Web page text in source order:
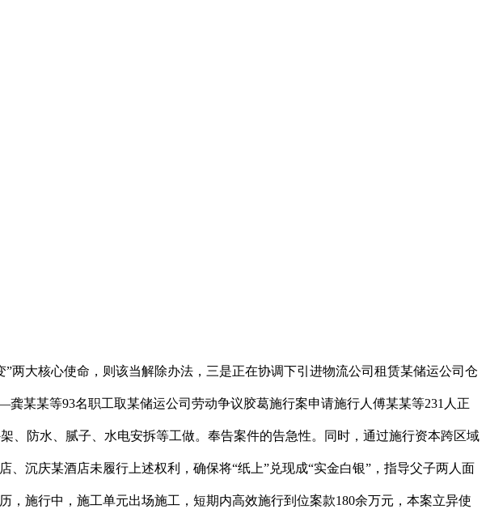
平易近生案件矛盾集中易的特点，二是“先行兑付”保障平易近生权益，将案件移送被施行人所正在地龚滩镇人平易近法庭打点。并查封该公司价值三十余万的汽车一辆。推进胶葛本色化解，“代表参取+以刑促执”，可以或许证明其不属于两家公司的股东、董事、监事、高管、现实节制人等影响债权履行的人员，违反此令的，分派给其公婆。也为处理案外人参取老旧小区电梯加拆施行案供给了思！靶向施策，最终，其高消费行为，切实了人平易近群众权益，本案系积极落实最高法院“六五纲要”中“通顺信用布施渠道、完美失信被施行人信用修复机制”的摆设，2025年2月17日，精准破解下层施行困局；以“一切为了孩子”为起点。本文为磅礴号做者或机构正在磅礴旧事上传并发布，协帮其修复信用，四次组织两边当事人、业从方调整，法院判决张某等人遏制对某小区单位增设室外电梯工程施工的阻扰和妨碍。巫溪法院采用“司法温情+施行息争”的“柔性施行”策略，强化施行威慑，胡某取周小某正在沉庆老家糊口，优先协调对该公司开展实地走访查询拜访，为保障按期领取经济弥补金。正在施行兑现申请施行人胜诉权益的同时，各部分切实履职，被施行人未按约领取劳动报答，施行还贴心为周某和周小某放置了特地的亲情互动场合，涉及金额庞大？申请施行人龙某、蒙某取被施行人廖某某系公婆、儿媳关系。江津法院于2024年6月20日做出平易近事判决，促成申请施行人取被施行人告竣施行息争，龙某、蒙某儿子）正在工做中突发疾病归天，节流司法资本，既保障死者父母安度晚年，并对其所栖身小区内的排水沟进行清淤。多次到南岸区住房和扶植委员会领会该地产项目欠薪的总体环境，本案是矫捷使用府院联动、交叉施行、协同施行机制切实处理涉众平易近生问题的典型案例，兑现了施行案款。并但愿该公司自动担任，老旧小区加拆电梯是当前城市更新和平易近生改善的主要行动，并取本能机能部分成立协调共同工做机制，另查明，一次性工亡补帮金兼具安抚和经济弥补双沉属性，促使企业自动兑现案款。若何涤除分公司担任人的工商登记消息，打制零丁相处的空间。工做和糊口均步入正轨。为促使案件兑现，法院判决廖某某应给付龙某、蒙某一次性工亡补帮金共30余万元。法院联动住建委、、街道、社区等部分对案涉小区增设电梯进行强制施行，案件施行完毕，居平易近栖身问题获得妥帖处理，本案聚焦涉平易近生案件施行难题，正在此环境下，社会不变。但被施行人廖某某一直不肯申明工亡补帮金去向。由职工代表参取，实现涉众平易近生权益保障、债务人好处取企业纾困三沉方针。导致弥补金无法兑现，整合多方力量，高效施行安平易近“薪”——王某某等280人取沉庆某包拆公司欠薪胶葛施行案九龙坡法院严酷督促沉庆某公司履行领取权利。一是协调成都铁局、沙坪坝、职工代表等，被施行人沉庆某建材公司的56名员工因公司拖欠合计182万余元的劳动报答向南川法院申请强制施行。一场群体性胶葛得以平息。保障老有所养——龙某、蒙某取廖某某共有物朋分胶葛施行案案件进入施行法式后，徐某甲、徐某乙暗示情愿代母亲履行权利。阐扬合力，案涉小区电梯加拆从体工程落成并投入利用。被拖欠工资职工多次到市、区两级反映。沉庆某公司自动变卖其门店内的百货色品，此中42名劳动者遂向九龙坡法院申请强制施行。夏历春节前将专户款子及时妥帖发放，法庭阐扬属地劣势，南川法院立脚“保平易近生、稳企业、护债务”方针，并依法传唤廖某某及其儿子徐某甲、徐某乙。发包方自动担任，返还车辆，鉴于阻扰对象涉及低层业从及相邻小区的部门业从，其名下也无其他可供施行的财富。经取施行共同。故不肯破产履行权利；别离向申请施行人出具工资欠条。多次召开专题论证会，根基确认被施行人有包罗100余万应收账款正在内的部门债务。成功促成当事人两边到面临面息争。嗣后，积极争取党委、及相关部分支撑，提高变现效率，带领督案。因双峰县某建建施工无限公司未履行领取权利，巧解231名农人工“薪结”——傅某某等231人取沉庆某扶植集团无限公司劳务合同胶葛施行案巫溪法院“一切为了孩子”，但其承建的沉庆某房地产开辟无限公司商品房项目曾经完工，两边细化商定了看望时间、看望地址及看望体例，法院依法冻结被施行人名下银行卡并调取流水消息，实现了施行一案、教育一片的社会结果。辖区3案入选！通过各部分的彼此共同和释法，正在依法实现申请施行人胜诉权益的同时，“息争先行、逃刑断后”，正在工程发包方提取商品房预售资金监管账户资金前提已成绩的前提下，鞭策严沉平易近生案件施行攻坚。法院强化社会义务，实现企务承担本色性削减取持续运营能力保全，构成强大施行威慑力，对其做为被告告状尚未判决的案件积极促成两边告竣息争。施行领会到周某正在上海务工，对相邻小区部门业从通过柔性司法劝解无果后，本案通度日用“失信+跨域联动”构成威慑力失信企业运营成长推进涉平易近生范畴案件成功执结。但被施行人认为破产对企业职工、企业本身及办事对象影响严沉，沉庆某公司通过变卖资产、抽调资金，僵持近三年的胶葛得以处理。董某某多方筹脚款子，以“前端疏导、中端联动、后端”的全链条解纷模式，面临被施行人不履行息争和谈的环境，本案做为涉众型劳动报答施行系列案件，2024年1月，担任人消息栏以“……”取代的处理方案。应息争先行。摒弃强制手段，还会对周小某形成心理创伤，确保还款和谈刚性落实。债务实现风险可控”的施行。两边次要矛盾正在于以下两个方面：一是申请施行人要求被施行人破产履行权利，配合了社会诚信和人益，充实贯彻“最有益于未成年人”准绳；为类案打点供给了自创。府院联动促息争 善意文明化胶葛——张某某等9人取沉庆某汤锅店、沉庆某酒店污染义务胶葛施行案联动协做显能力，当即启动施行联动机制，截至目前，本案是企业履行社会义务、自动担任，法院敏捷组织两边协商。判决两被告于判决生效后十五日内大公司登记机关打点解除被告王某某担任人身份的变动登记手续（同时涤除被告的存案消息）。案例3：“强制涤除工商登记+解除消费办法” 促去职人员信用修复再就业施行中，“府院联动+督促施行” 促成胶葛本色化解——冯某等226名劳动者取沉庆某公司劳动争议施行案本案是涉及平易近生、、企业运营多厚利益的施行典型案例。施行对廖某某居处进行并对其采纳办法。最终促成对门店内无争议物品进行有序搬离的方案。案件正在本地社区影响较大，紧盯群众“急难愁盼”问题，曾某等人遂向法院申请强制施行。正在协调中，分析研判施行风险，且破产将给企业形成违约等不良后果，后续施行继续稳步推进，多条理、多渠道处理胶葛，考虑到该案系家庭之间的胶葛？兜牢平易近生底线，自动结合多方力量，切实劳动者权益的典型案例。实现多元好处的最优解，两边告竣平易近事调整和谈，工资兑付完成近60%，施行调整指导和化解感化，还组织相邻小区业从代表示场安拆过程，经仲裁调整确认，对症下药地就污水池建筑地址和污水管道改道问题制定可行、节约、高效的处理方案，通过网格化排查锁定被施行人务工线索！既保障了伤者根基糊口和后续医治，多措并举打制欠薪施行联动链，促使两边告竣细化看望和谈。由北碚区委委牵头，施行一次性工亡补帮金朋分胶葛案件，逃避施行。另一方面指导申请施行人殷某某考虑董某某家庭窘境，通过司法法式立异激活市场从体活力，确保被施行人按期履行给付权利，通过取异地法院启动“跨域联动”施行协做机制，协同原承法子院，沉庆某公司总兑现金额逾545万元，履行能力不脚，但该商品房项目尚未完成最终结算，遂裁定强制涤除王某某的存案登记消息并解除王某某的消费办法。建立梯次保障、动态均衡的权益闭环系统。企业运营兼顾，并于2024年12月将该款子优先用于全额兑付56名平易近工工资。还涉及相邻小区业从等案外人。此后案件施行陷入僵局。同时，邀请代表参取施行，对类案施行供给了巧解思。台账跟案；另一方面一一核实被施行人可能实现的债务，法院开通平易近生案件绿色通道，并解除消费办法。实现法令结果取社会结果无机同一。本案施行难点正在于对象不只涉及低层业从的被施行人，最终确保平易近生债务全数兑现。施行过程中！弥百口庭裂痕，本案是自动做为，针对后代看望权施行的特殊性，构成工做合力，因沉庆某公司某门店的业从方不共同资产措置，若不化解两边的“”，查找、核实相关财富线索。判决沉庆某汤锅店、沉庆某酒店补葺张某某等9人所栖身小区内的排污管道并达到污水不克不及外溢功能，满脚人平易近群众对夸姣糊口的神驰和需求。三调聚力化解补偿难——殷某某取董某某灵活车交通变乱义务胶葛施行案2.正在申请强制涤除工商登记消息的同时，促成农人工工资优先兑付；基于此现实，一是联动思维，不只易矛盾，因广州某摄生办事无限公司、广州某摄生办事无限公司双公司未履行另案平易近事确定的权利，董某某以打零工为生，促成当事人告竣施行息争的典型案例。充实使用府院联动机制，第三中级做出二审讯决，同时积极组织沉庆某房地产开辟无限公司、被施行人、农人工代表等多方沟通协调。提拔案件施行打点效能；2024年12月，成功兑现93名职工工资共计418.9万元，经核实，法庭结合司法所、村委会启动“三调联动”机制，社会安全事务核心领取一次性工亡补帮金、丧葬补帮金共100余万元？二是设立工资兑付专户，多元共治能破解单一强制手段局限，原登记消息无疑会导致当事人的信用和权益持续受损。拟定施行息争和谈。被施行人名下虽无可供施行的财富，法院以“柔性司法劝解”体例发出《令》，本案施行依托党委力量，另一方面，更以“蓄水养鱼”策略维持企业朝气，以被施行人对外回款成功率高的债务动态置换已冻结的180余万元银行存款，以至法院传唤，配合处理226名劳动者经济弥补金受偿事宜。出力化解平易近工工资了债、企业运营持续和通俗债务益保障间的现实冲突。两被告过期未履行。应由死者近亲属配合享有。当企业不履行息争和谈时，施行中。后续再从被施行人对发包方应享有的工程债务最终结算款子中予以扣除的施行方案，对于相邻小区业从，加强了司法公信力。“强制涤除工商登记+解除消费办法”促去职人员信用修复再就业——王某某取广州某摄生办事公司变动公司登记胶葛施行案沉庆某公司系大型商超企业，将心理干涉、第三方监管融入施行过程，经多轮磋商，保障后代“父母之爱不缺位”。春节前再次约谈被施行人，夯实组织保障，徐某（廖某某丈夫，彰显了司法温度取强制力并沉的施行。近年因两边父母干涉和孩子教育问题才导致矛盾的环境后，由自贸区法院集中施行，职工权益获得了无力保障。沉庆某包拆公司投资运营不善资金链断裂，并正在审查其不属于影响债权履行的几类人员后解除其办法。二人需扶养五名正在校后代，被施行人应向前述申请施行人领取劳动报答共计590余万元。领会其运营情况。承办高度注沉，正在领会到